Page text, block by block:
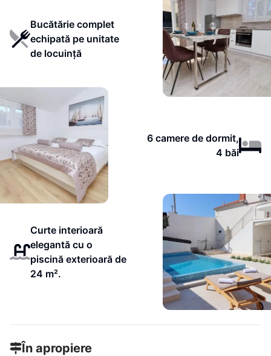
Bucătărie complet
echipată pe unitate
de locuință
6 camere de dormit,
4 băi
Curte interioară
elegantă cu o
piscină exterioară de
24 m².
În apropiere